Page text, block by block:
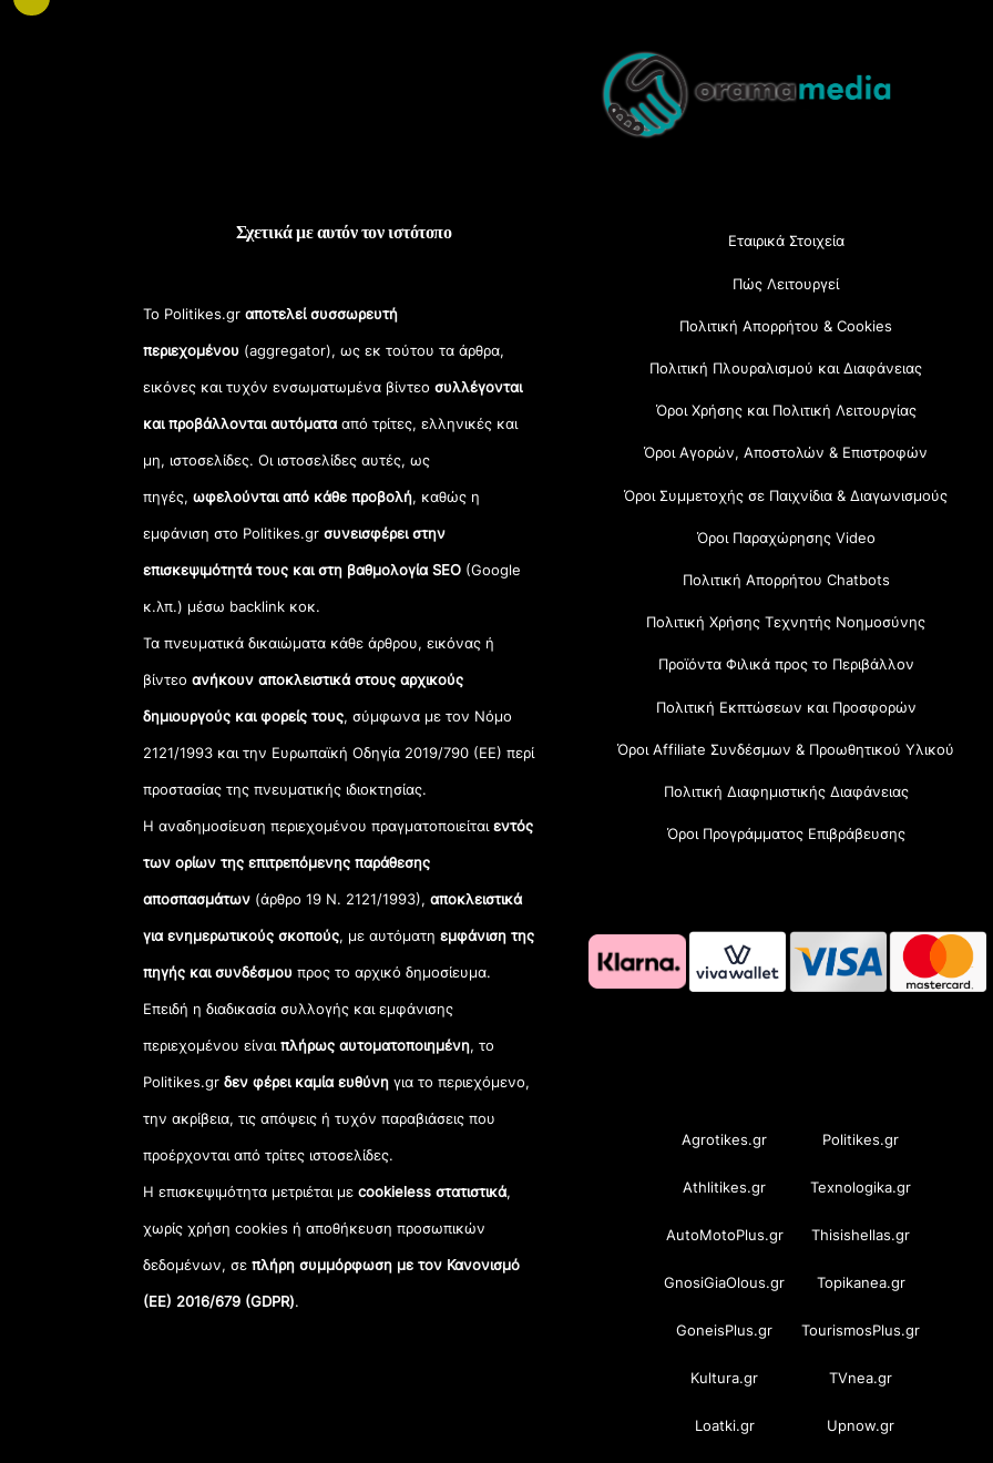
Top
Σχετικά με αυτόν τον ιστότοπο
Το Politikes.grαποτελεί συσσωρευτή
περιεχομένου (aggregator), ως εκ τούτου τα άρθρα,
εικόνες και τυχόν ενσωματωμένα βίντεοσυλλέγονται
και προβάλλονται αυτόματααπό τρίτες, ελληνικές και
μη, ιστοσελίδες. Οι ιστοσελίδες αυτές, ως
πηγές,ωφελούνται από κάθε προβολή, καθώς η
εμφάνιση στο Politikes.gr συνεισφέρει στην
επισκεψιμότητά τους και στη βαθμολογία SEO (Google
κ.λπ.) μέσω backlink κοκ.
Τα πνευματικά δικαιώματα κάθε άρθρου, εικόνας ή
βίντεοανήκουν αποκλειστικά στους αρχικούς
δημιουργούς και φορείς τους, σύμφωνα με τον Νόμο
2121/1993 και την Ευρωπαϊκή Οδηγία 2019/790 (ΕΕ) περί
προστασίας της πνευματικής ιδιοκτησίας.
Η αναδημοσίευση περιεχομένου πραγματοποιείταιεντός
των ορίων της επιτρεπόμενης παράθεσης
αποσπασμάτων (άρθρο 19 Ν. 2121/1993), αποκλειστικά
για ενημερωτικούς σκοπούς, με αυτόματηεμφάνιση της
πηγής και συνδέσμου προς το αρχικό δημοσίευμα.
Επειδή η διαδικασία συλλογής και εμφάνισης
περιεχομένου είναιπλήρως αυτοματοποιημένη, το
Politikes.grδεν φέρει καμία ευθύνη για το περιεχόμενο,
την ακρίβεια, τις απόψεις ή τυχόν παραβιάσεις που
προέρχονται από τρίτες ιστοσελίδες.
Η επισκεψιμότητα μετριέται μεcookieless στατιστικά,
χωρίς χρήση cookies ή αποθήκευση προσωπικών
δεδομένων, σεπλήρη συμμόρφωση με τον Κανονισμό
(ΕΕ) 2016/679 (GDPR).
Εταιρικά Στοιχεία
Πώς Λειτουργεί
Πολιτική Απορρήτου & Cookies
Πολιτική Πλουραλισμού και Διαφάνειας
Όροι Χρήσης και Πολιτική Λειτουργίας
Όροι Αγορών, Αποστολών & Επιστροφών
Όροι Συμμετοχής σε Παιχνίδια & Διαγωνισμούς
Όροι Παραχώρησης Video
Πολιτική Απορρήτου Chatbots
Πολιτική Χρήσης Τεχνητής Νοημοσύνης
Προϊόντα Φιλικά προς το Περιβάλλον
Πολιτική Εκπτώσεων και Προσφορών
Όροι Affiliate Συνδέσμων & Προωθητικού Υλικού
Πολιτική Διαφημιστικής Διαφάνειας
Όροι Προγράμματος Επιβράβευσης
Agrotikes.gr Politikes.gr
Athlitikes.gr Texnologika.gr
AutoMotoPlus.gr Thisishellas.gr
GnosiGiaOlous.gr Topikanea.gr
GoneisPlus.gr TourismosPlus.gr
Kultura.gr TVnea.gr
Loatki.gr Upnow.gr